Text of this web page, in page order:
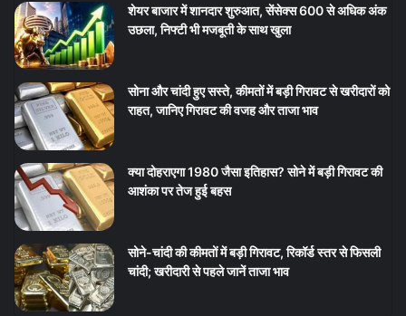
शेयर बाजार में शानदार शुरुआत, सेंसेक्स 600 से अधिक अंक
उछला, निफ्टी भी मजबूती के साथ खुला
सोना और चांदी हुए सस्ते, कीमतों में बड़ी गिरावट से खरीदारों को
राहत, जानिए गिरावट की वजह और ताजा भाव
क्या दोहराएगा 1980 जैसा इतिहास? सोने में बड़ी गिरावट की
आशंका पर तेज हुई बहस
सोने-चांदी की कीमतों में बड़ी गिरावट, रिकॉर्ड स्तर से फिसली
चांदी; खरीदारी से पहले जानें ताजा भाव